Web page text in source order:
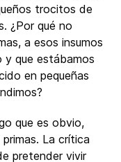
trocitos de
¿Por qué no
a esos insumos
que estábamos
en pequeñas
que es obvio,
La crítica
pretender vivir